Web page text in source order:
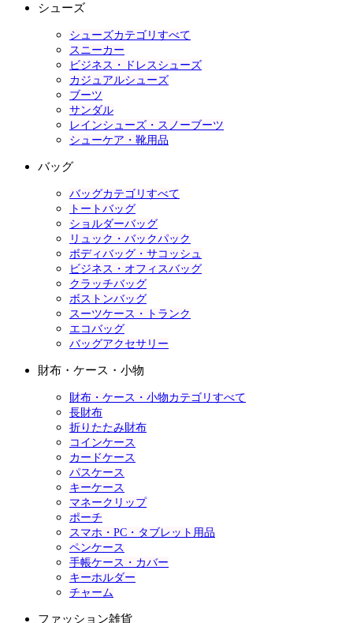
シューズ
シューズカテゴリすべて
スニーカー
ビジネス・ドレスシューズ
カジュアルシューズ
ブーツ
サンダル
レインシューズ・スノーブーツ
シューケア・靴用品
バッグ
バッグカテゴリすべて
トートバッグ
ショルダーバッグ
リュック・バックパック
ボディバッグ・サコッシュ
ビジネス・オフィスバッグ
クラッチバッグ
ボストンバッグ
スーツケース・トランク
エコバッグ
バッグアクセサリー
財布・ケース・小物
財布・ケース・小物カテゴリすべて
長財布
折りたたみ財布
コインケース
カードケース
パスケース
キーケース
マネークリップ
ポーチ
スマホ・PC・タブレット用品
ペンケース
手帳ケース・カバー
キーホルダー
チャーム
ファッション雑貨